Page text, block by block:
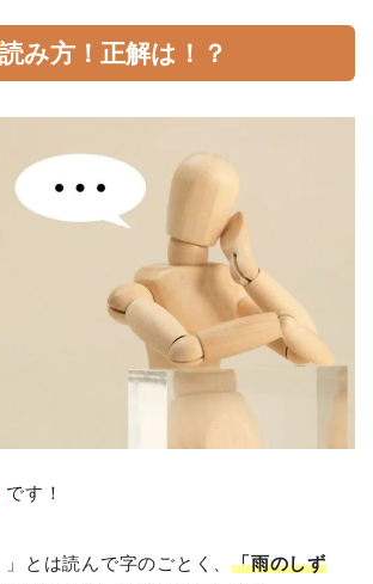
み方！正解は！？
です！
」とは読んで字のごとく、「雨のしず